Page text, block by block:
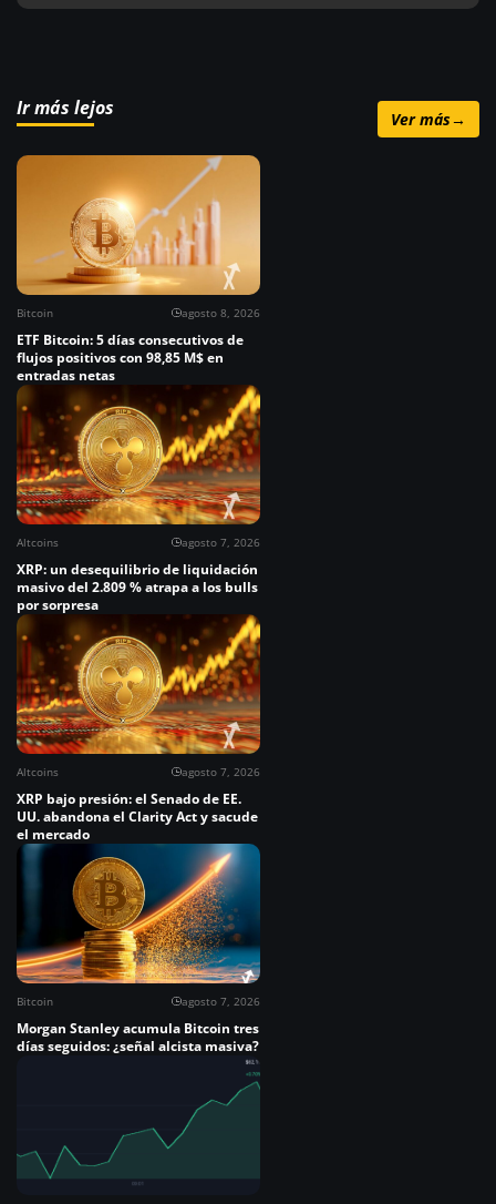
Ir más lejos Ver más→
Bitcoin agosto 8, 2026
ETF Bitcoin: 5 días consecutivos de
flujos positivos con 98,85 M$ en
entradas netas
Altcoins agosto 7, 2026
XRP: un desequilibrio de liquidación
masivo del 2.809 % atrapa a los bulls
por sorpresa
Altcoins agosto 7, 2026
XRP bajo presión: el Senado de EE.
UU. abandona el Clarity Act y sacude
el mercado
Bitcoin agosto 7, 2026
Morgan Stanley acumula Bitcoin tres
días seguidos: ¿señal alcista masiva?